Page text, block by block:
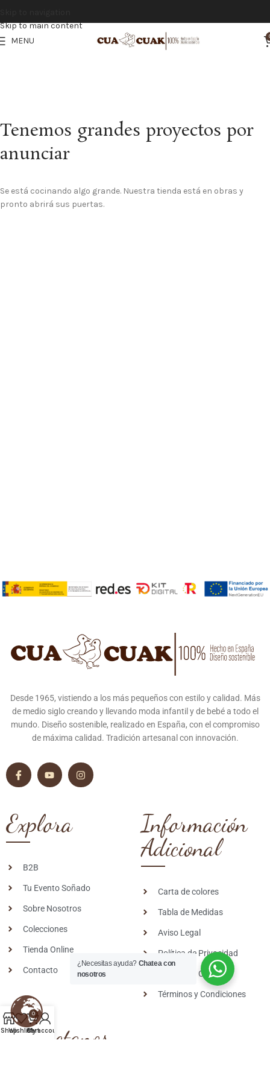
Skip to main content
MENU
Tenemos grandes proyectos por
anunciar
Se está cocinando algo grande. Nuestra tienda está en obras y
pronto abrirá sus puertas.
Desde 1965, vistiendo a los más pequeños con estilo y calidad. Más
de medio siglo creando y llevando moda infantil y de bebé a todo el
mundo. Diseño sostenible, realizado en España, con el compromiso
de máxima calidad. Tradición artesanal con innovación.
Explora
B2B
Tu Evento Soñado
Sobre Nosotros
Colecciones
Tienda Online
Contacto
Información
Adicional
Carta de colores
Tabla de Medidas
Aviso Legal
Política de Privacidad
Política de Cookies
Términos y Condiciones
Contactanos
¿Necesitas ayuda? Chatea con
nosotros
ShopWishlist
0
Cart
My account